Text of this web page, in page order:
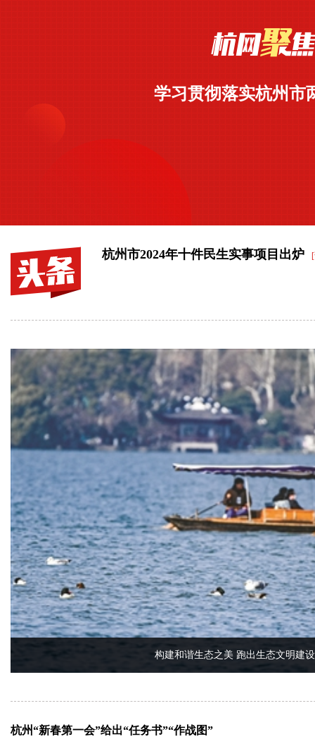
学习贯彻落实杭州市
杭州市2024年十件民生实事项目出炉
构建和谐生态之美 跑出生态文明建
杭州“新春第一会”给出“任务书”“作战图”